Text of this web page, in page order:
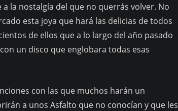
la nostalgía del que no querrás volver. No
esta joya que hará las delicias de todos
de ellos que a lo largo del año pasado
un disco que englobara todas esas
con las que muchos harán un
a unos Asfalto que no conocían y que les